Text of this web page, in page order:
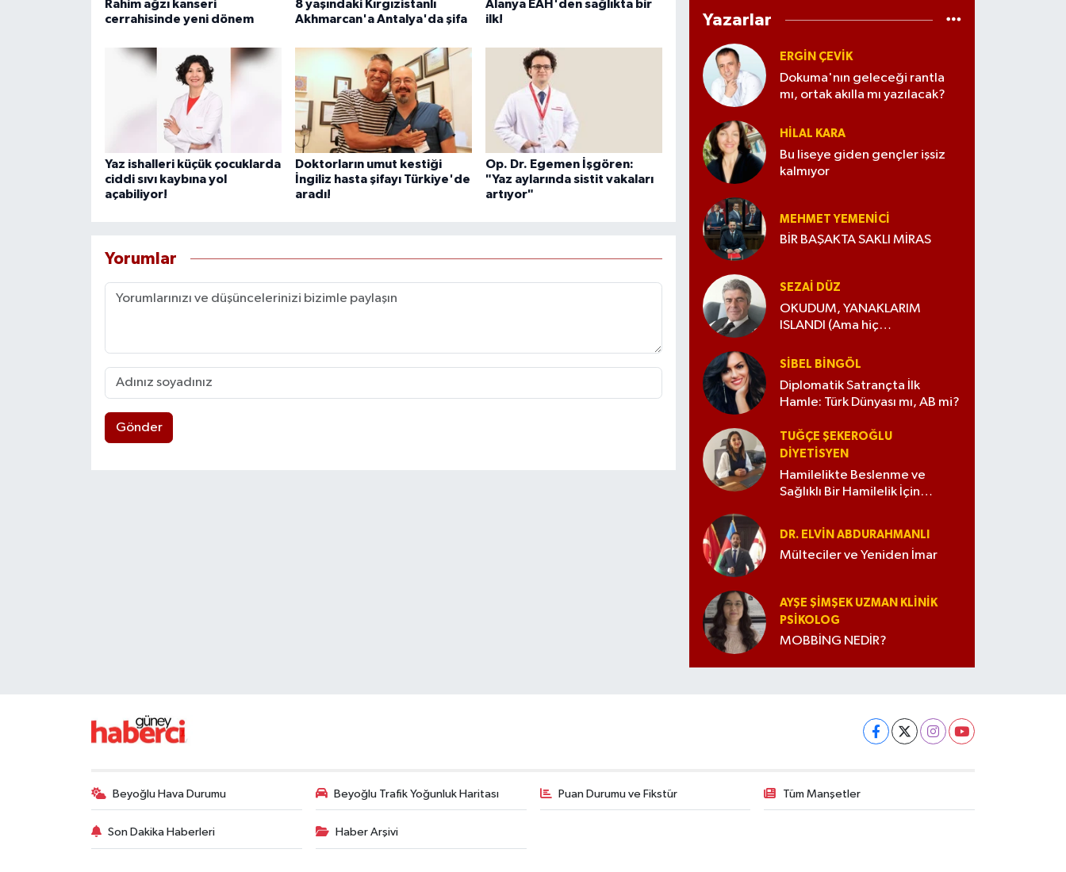
Rahim ağzı kanseri
cerrahisinde yeni dönem
8 yaşındaki Kırgızistanlı
Akhmarcan'a Antalya'da şifa
Alanya EAH'den sağlıkta bir
ilk!
Yaz ishalleri küçük çocuklarda
ciddi sıvı kaybına yol
açabiliyor!
Doktorların umut kestiği
İngiliz hasta şifayı Türkiye'de
aradı!
Op. Dr. Egemen İşgören:
"Yaz aylarında sistit vakaları
artıyor"
Yorumlar
Gönder
Yazarlar
ERGIN ÇEVİK
Dokuma'nın geleceği rantla
mı, ortak akılla mı yazılacak?
HILAL KARA
Bu liseye giden gençler işsiz
kalmıyor
MEHMET YEMENICI
BİR BAŞAKTA SAKLI MİRAS
SEZAI DÜZ
OKUDUM, YANAKLARIM
ISLANDI (Ama hiç
SIBEL BINGÖL
Diplomatik Satrançta İlk
Hamle: Türk Dünyası mı, AB mi?
TUĞÇE ŞEKEROĞLU
DIYETISYEN
Hamilelikte Beslenme ve
Sağlıklı Bir Hamilelik İçin
DR. ELVIN ABDURAHMANLI
Mülteciler ve Yeniden İmar
AYŞE ŞIMŞEK UZMAN KLINIK
PSIKOLOG
MOBBİNG NEDİR?
Beyoğlu Hava Durumu Beyoğlu Trafik Yoğunluk Haritası Puan Durumu ve Fikstür Tüm Manşetler
Son Dakika Haberleri Haber Arşivi